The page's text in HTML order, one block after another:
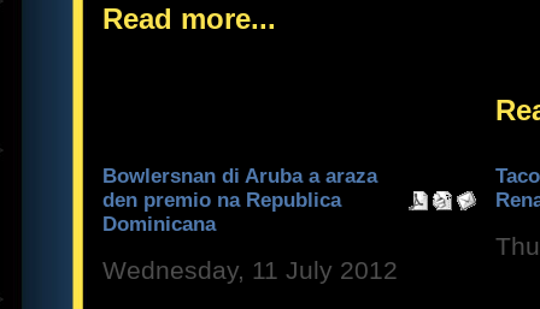
Read more...
Bowlersnan di Aruba a araza
den premio na Republica
Dominicana
Wednesday, 11 July 2012